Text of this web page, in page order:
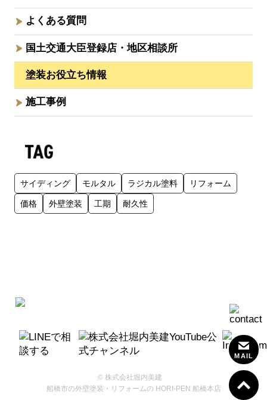
よくある質問
国土交通大臣登録店・地区相談所
塗装お役立ち情報
施工事例
サイディング モルタル ラジカル塗料 リフォーム
価格 外壁塗装 工期 耐久性
定休日：月曜日・水曜日
© 株式会社堀内美建
船橋市の外壁塗装・リフォームの HORI-PEN 船橋本店
MAIL